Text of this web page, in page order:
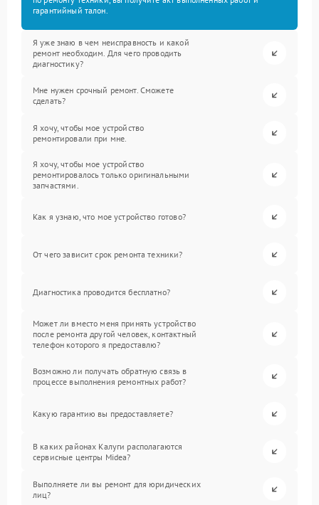
гарантийный талон.
Я уже знаю в чем неисправность и какой
ремонт необходим. Для чего проводить
диагностику?
Мне нужен срочный ремонт. Сможете
сделать?
Я хочу, чтобы мое устройство
ремонтировали при мне.
Я хочу, чтобы мое устройство
ремонтировалось только оригинальными
запчастями.
Как я узнаю, что мое устройство готово?
От чего зависит срок ремонта техники?
Диагностика проводится бесплатно?
Может ли вместо меня принять устройство
после ремонта другой человек, контактный
телефон которого я предоставлю?
Возможно ли получать обратную связь в
процессе выполнения ремонтных работ?
Какую гарантию вы предоставляете?
В каких районах Калуги располагаются
сервисные центры Midea?
Выполняете ли вы ремонт для юридических
лиц?